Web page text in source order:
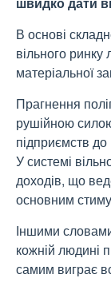
В основі
вільного
матеріальної
Прагнення
рушійною
підприємств
У системі
доходів, що
основним
Іншими
кожній людині
самим виграє